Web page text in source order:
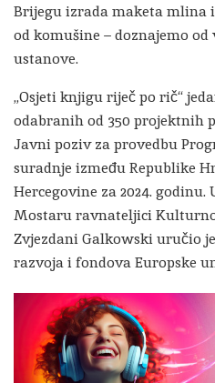
Brijegu izrada maketa mlina
od komušine – doznajemo
ustanove.
„Osjeti knjigu riječ po rič“
odabranih od 350 projektnih
Javni poziv za provedbu
suradnje između Republike
Hercegovine za 2024.
Mostaru ravnateljici
Zvjezdani Galkowski uručio
razvoja i fondova Europske